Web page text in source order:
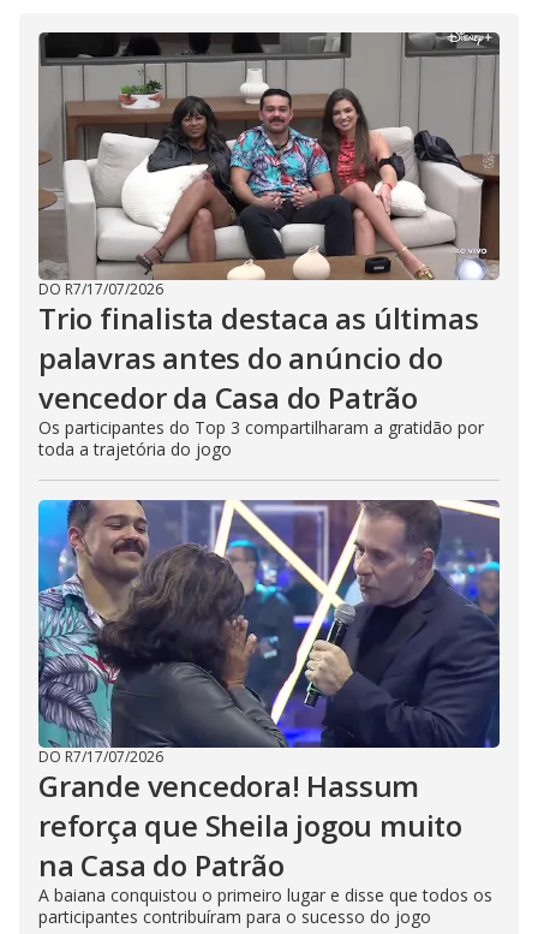
DO R7/17/07/2026
Trio finalista destaca as últimas
palavras antes do anúncio do
vencedor da Casa do Patrão
Os participantes do Top 3 compartilharam a gratidão por
toda a trajetória do jogo
DO R7/17/07/2026
Grande vencedora! Hassum
reforça que Sheila jogou muito
na Casa do Patrão
A baiana conquistou o primeiro lugar e disse que todos os
participantes contribuíram para o sucesso do jogo